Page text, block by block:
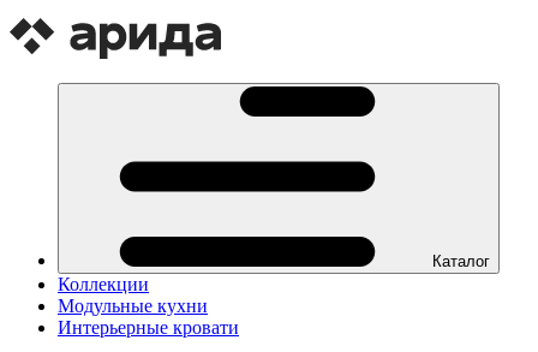
Каталог
Коллекции
Модульные кухни
Интерьерные кровати